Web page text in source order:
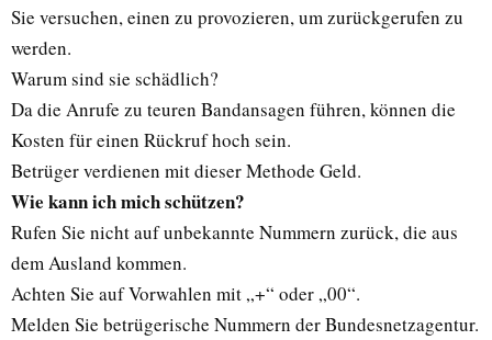
Sie versuchen, einen zu provozieren, um zurückgerufen zu
werden.
Warum sind sie schädlich?
Da die Anrufe zu teuren Bandansagen führen, können die
Kosten für einen Rückruf hoch sein.
Betrüger verdienen mit dieser Methode Geld.
Wie kann ich mich schützen?
Rufen Sie nicht auf unbekannte Nummern zurück, die aus
dem Ausland kommen.
Achten Sie auf Vorwahlen mit „+“ oder „00“.
Melden Sie betrügerische Nummern der Bundesnetzagentur.